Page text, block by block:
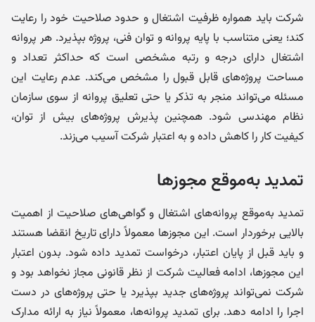
شرکت باید همواره ظرفیت اشتغال و حدود صلاحیت خود را رعایت
کند؛ یعنی متناسب با پایه پروانه و توان فنی، پروژه بپذیرد. هر پروانه
اشتغال دارای درجه و رتبه مشخصی است که حداکثر تعداد و
مساحت پروژه‌های قابل قبول را مشخص می‌کند. عدم رعایت این
مسئله می‌تواند منجر به تذکر یا حتی تعلیق پروانه از سوی سازمان
نظام مهندسی شود. همچنین پذیرش پروژه‌های بیش از توان،
کیفیت کار را کاهش داده و به اعتبار شرکت آسیب می‌زند.
تمدید به‌موقع مجوزها
تمدید به‌موقع پروانه‌های اشتغال و گواهی‌های صلاحیت از اهمیت
بالایی برخوردار است. این مجوزها معمولاً دارای تاریخ انقضا هستند
و باید قبل از پایان اعتبار، درخواست تمدید داده شود. بدون اعتبار
این مجوزها، ادامه فعالیت شرکت از نظر قانونی مجاز نخواهد بود و
شرکت نمی‌تواند پروژه‌های جدید بپذیرد یا حتی پروژه‌های در دست
اجرا را ادامه دهد. برای تمدید پروانه‌ها، معمولاً نیاز به ارائه مدارک